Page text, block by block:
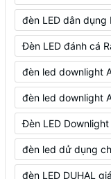
đèn LED dân dụng
Đèn LED đánh cá
đèn led downlight
đèn led downlight
Đèn LED Downlight
đèn led dử dụng
đèn LED DUHAL